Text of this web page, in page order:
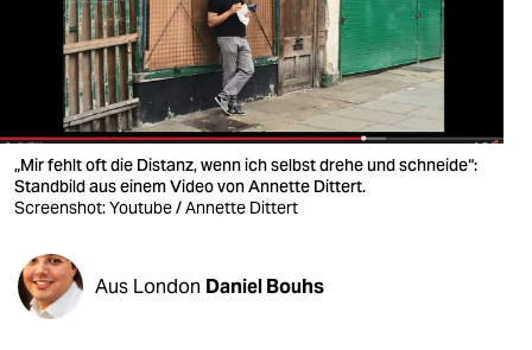
nord
wahrheit
verlag
verlag
shop
fragen & hilfe
„Mir fehlt oft die Distanz, wenn ich selbst drehe und schneide“:
Standbild aus einem Video von Annette Dittert.
Screenshot: Youtube / Annette Dittert
Aus London Daniel Bouhs